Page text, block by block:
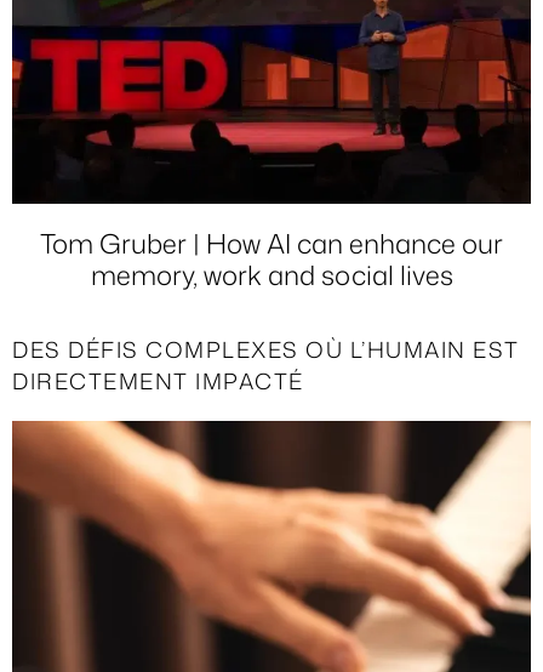
Tom Gruber | How AI can enhance our
memory, work and social lives
DES DÉFIS COMPLEXES OÙ L’HUMAIN EST
DIRECTEMENT IMPACTÉ